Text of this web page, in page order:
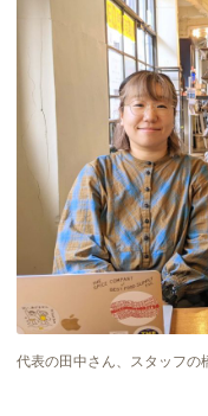
代表の田中さん、スタッフの